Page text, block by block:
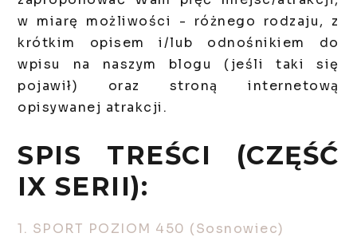
w miarę możliwości - różnego rodzaju, z
krótkim opisem i/lub odnośnikiem do
wpisu na naszym blogu (jeśli taki się
pojawił) oraz stroną internetową
opisywanej atrakcji.
SPIS TREŚCI (CZĘŚĆ
IX SERII):
1. SPORT POZIOM 450 (Sosnowiec)